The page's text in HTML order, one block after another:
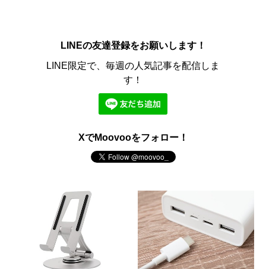
LINEの友達登録をお願いします！
LINE限定で、毎週の人気記事を配信しま
す！
XでMoovooをフォロー！